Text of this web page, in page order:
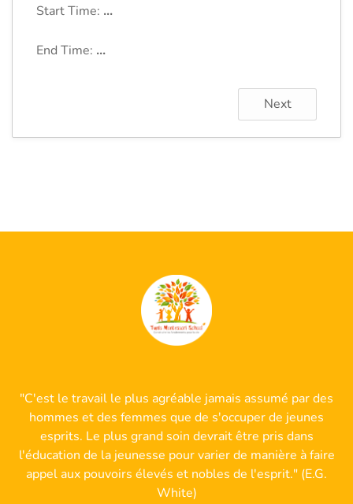
Start Time: ...
End Time: ...
Next
"C'est le travail le plus agréable jamais assumé par des
hommes et des femmes que de s'occuper de jeunes
esprits. Le plus grand soin devrait être pris dans
l'éducation de la jeunesse pour varier de manière à faire
appel aux pouvoirs élevés et nobles de l'esprit." (E.G.
White)